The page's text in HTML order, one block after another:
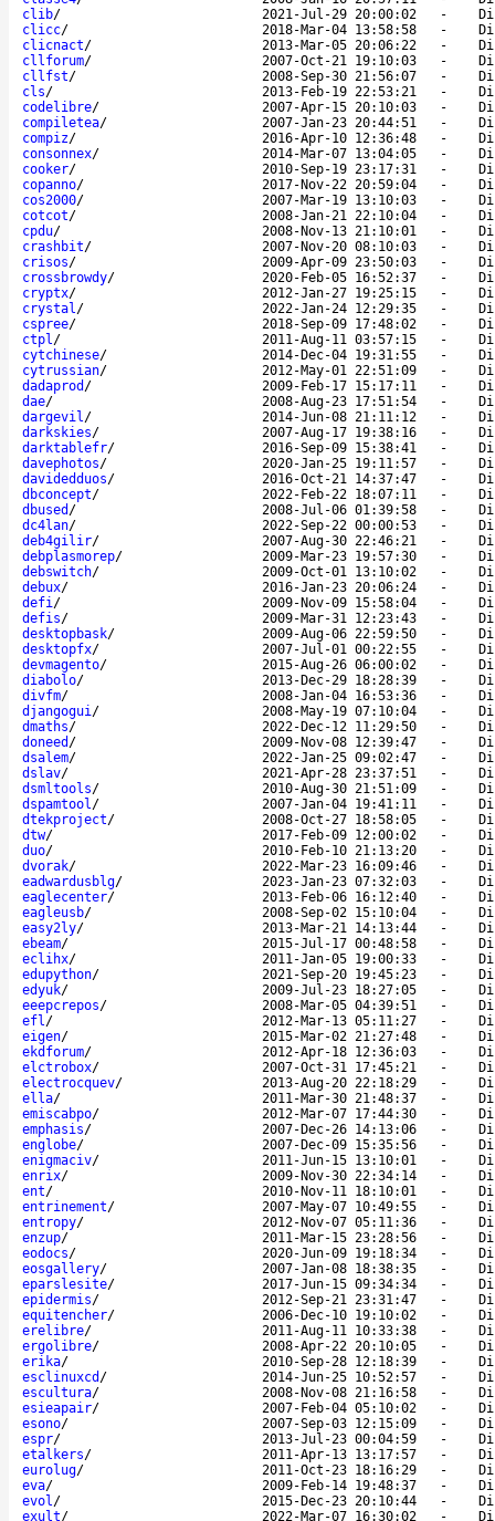
clib/ 2021-Jul-29 20:00:02 -
clicc/ 2018-Mar-04 13:58:58 -
clicnact/ 2013-Mar-05 20:06:22 -
cllforum/ 2007-Oct-21 19:10:03 -
cllfst/ 2008-Sep-30 21:56:07 -
cls/ 2013-Feb-19 22:53:21 -
codelibre/ 2007-Apr-15 20:10:03 -
compiletea/ 2007-Jan-23 20:44:51 -
compiz/ 2016-Apr-10 12:36:48 -
consonnex/ 2014-Mar-07 13:04:05 -
cooker/ 2010-Sep-19 23:17:31 -
copanno/ 2017-Nov-22 20:59:04 -
cos2000/ 2007-Mar-19 13:10:03 -
cotcot/ 2008-Jan-21 22:10:04 -
cpdu/ 2008-Nov-13 21:10:01 -
crashbit/ 2007-Nov-20 08:10:03 -
crisos/ 2009-Apr-09 23:50:03 -
crossbrowdy/ 2020-Feb-05 16:52:37 -
cryptx/ 2012-Jan-27 19:25:15 -
crystal/ 2022-Jan-24 12:29:35 -
cspree/ 2018-Sep-09 17:48:02 -
ctpl/ 2011-Aug-11 03:57:15 -
cytchinese/ 2014-Dec-04 19:31:55 -
cytrussian/ 2012-May-01 22:51:09 -
dadaprod / 2009-Feb-17 15:17:11 -
dae/ 2008-Aug-23 17:51:54 -
dargevil/ 2014-Jun-08 21:11:12 -
darkskies/ 2007-Aug-17 19:38:16 -
darktablefr/ 2016-Sep-09 15:38:41 -
davephotos/ 2020-Jan-25 19:11:57 -
davidedduos/ 2016-Oct-21 14:37:47 -
dbconcept/ 2022-Feb-22 18:07:11 -
dbused / 2008-Jul-06 01:39:58 -
dc4lan/ 2022-Sep-22 00:00:53 -
deb4gilir/ 2007-Aug-30 22:46:21 -
debplasmorep/ 2009-Mar-23 19:57:30 -
debswitch/ 2009-Oct-01 13:10:02 -
debux/ 2016-Jan-23 20:06:24 -
defi/ 2009-Nov-09 15:58:04 -
defis/ 2009-Mar-31 12:23:43 -
desktopbask/ 2009-Aug-06 22:59:50 -
desktopfx/ 2007-Jul-01 00:22:55 -
devmagento/ 2015-Aug-26 06:00:02 -
diabolo/ 2013-Dec-29 18:28:39 -
divfm/ 2008-Jan-04 16:53:36 -
djangogui/ 2008-May-19 07:10:04 -
dmaths/ 2022-Dec-12 11:29:50 -
doneed / 2009-Nov-08 12:39:47 -
dsalem/ 2022-Jan-25 09:02:47 -
dslav/ 2021-Apr-28 23:37:51 -
dsmltools/ 2010-Aug-30 21:51:09 -
dspamtool/ 2007-Jan-04 19:41:11 -
dtekproject/ 2008-Oct-27 18:58:05 -
dtw/ 2017-Feb-09 12:00:02 -
duo/ 2010-Feb-10 21:13:20 -
dvorak/ 2022-Mar-23 16:09:46 -
eadwardusblg/ 2023-Jan-23 07:32:03 -
eaglecenter/ 2013-Feb-06 16:12:40 -
eagleusb/ 2008-Sep-02 15:10:04 -
easy2ly/ 2013-Mar-21 14:13:44 -
ebeam/ 2015-Jul-17 00:48:58 -
eclihx/ 2011-Jan-05 19:00:33 -
edupython/ 2021-Sep-20 19:45:23 -
edyuk/ 2009-Jul-23 18:27:05 -
eeepcrepos/ 2008-Mar-05 04:39:51 -
efl/ 2012-Mar-13 05:11:27 -
eigen/ 2015-Mar-02 21:27:48 -
ekdforum/ 2012-Apr-18 12:36:03 -
elctrobox/ 2007-Oct-31 17:45:21 -
electrocquev/ 2013-Aug-20 22:18:29 -
ella/ 2011-Mar-30 21:48:37 -
emiscabpo/ 2012-Mar-07 17:44:30 -
emphasis/ 2007-Dec-26 14:13:06 -
englobe/ 2007-Dec-09 15:35:56 -
enigmaciv/ 2011-Jun-15 13:10:01 -
enrix/ 2009-Nov-30 22:34:14 -
ent/ 2010-Nov-11 18:10:01 -
entrinement/ 2007-May-07 10:49:55 -
entropy/ 2012-Nov-07 05:11:36 -
enzup/ 2011-Mar-15 23:28:56 -
eodocs/ 2020-Jun-09 19:18:34 -
eosgallery/ 2007-Jan-08 18:38:35 -
eparslesite/ 2017-Jun-15 09:34:34 -
epidermis/ 2012-Sep-21 23:31:47 -
equitencher/ 2006-Dec-10 19:10:02 -
erelibre/ 2011-Aug-11 10:33:38 -
ergolibre/ 2008-Apr-22 20:10:05 -
erika/ 2010-Sep-28 12:18:39 -
esclinuxcd / 2014-Jun-25 10:52:57 -
escultura/ 2008-Nov-08 21:16:58 -
esieapair/ 2007-Feb-04 05:10:02 -
esono/ 2007-Sep-03 12:15:09 -
espr/ 2013-Jul-23 00:04:59 -
etalkers/ 2011-Apr-13 13:17:57 -
eurolug/ 2011-Oct-23 18:16:29 -
eva/ 2009-Feb-14 19:48:37 -
evol/ 2015-Dec-23 20:10:44 -
exult/ 2022-Mar-07 16:30:02 -